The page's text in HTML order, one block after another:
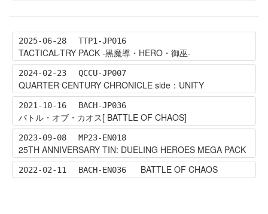
2025-06-28 TTP1-JP016
TACTICAL-TRY PACK -黒魔導・HERO・御巫-
2024-02-23 QCCU-JP007
QUARTER CENTURY CHRONICLE side：UNITY
2021-10-16 BACH-JP036
バトル・オブ・カオス[ BATTLE OF CHAOS]
2023-09-08 MP23-EN018
25TH ANNIVERSARY TIN: DUELING HEROES MEGA PACK
2022-02-11 BACH-EN036 BATTLE OF CHAOS